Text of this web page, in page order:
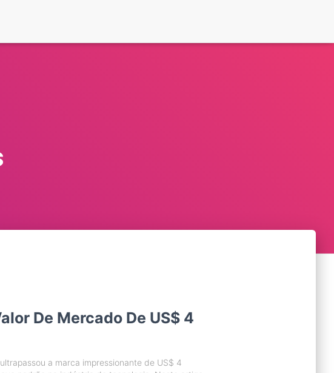
De Mercado De US$ 4
a marca impressionante de US$ 4